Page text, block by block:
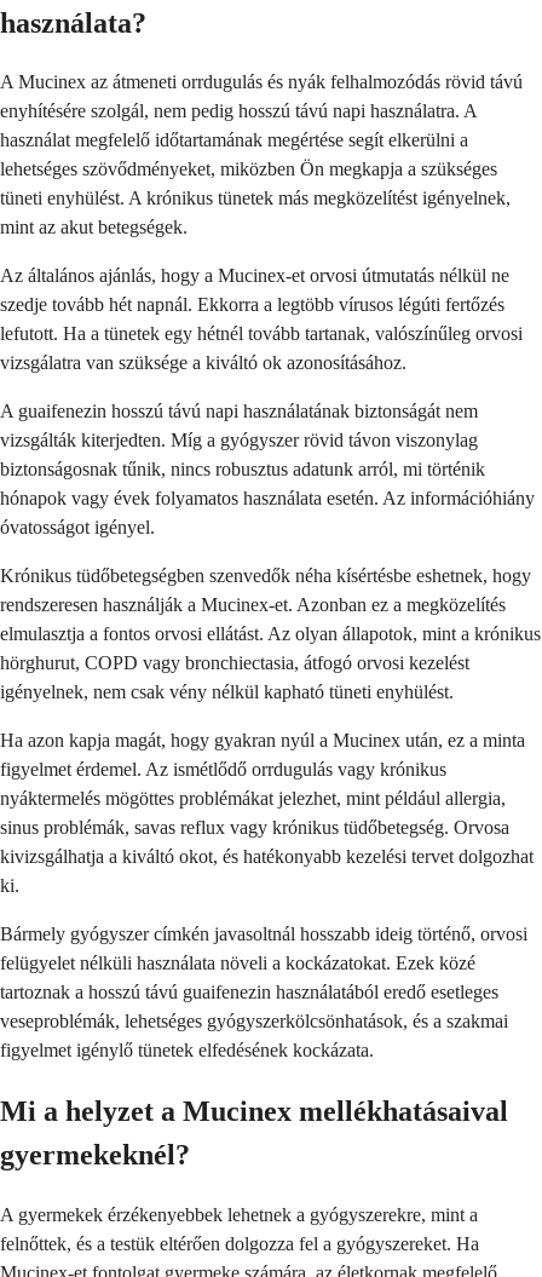
használata?
A Mucinex az átmeneti orrdugulás és nyák felhalmozódás rövid távú
enyhítésére szolgál, nem pedig hosszú távú napi használatra. A
használat megfelelő időtartamának megértése segít elkerülni a
lehetséges szövődményeket, miközben Ön megkapja a szükséges
tüneti enyhülést. A krónikus tünetek más megközelítést igényelnek,
mint az akut betegségek.
Az általános ajánlás, hogy a Mucinex-et orvosi útmutatás nélkül ne
szedje tovább hét napnál. Ekkorra a legtöbb vírusos légúti fertőzés
lefutott. Ha a tünetek egy hétnél tovább tartanak, valószínűleg orvosi
vizsgálatra van szüksége a kiváltó ok azonosításához.
A guaifenezin hosszú távú napi használatának biztonságát nem
vizsgálták kiterjedten. Míg a gyógyszer rövid távon viszonylag
biztonságosnak tűnik, nincs robusztus adatunk arról, mi történik
hónapok vagy évek folyamatos használata esetén. Az információhiány
óvatosságot igényel.
Krónikus tüdőbetegségben szenvedők néha kísértésbe eshetnek, hogy
rendszeresen használják a Mucinex-et. Azonban ez a megközelítés
elmulasztja a fontos orvosi ellátást. Az olyan állapotok, mint a krónikus
hörghurut, COPD vagy bronchiectasia, átfogó orvosi kezelést
igényelnek, nem csak vény nélkül kapható tüneti enyhülést.
Ha azon kapja magát, hogy gyakran nyúl a Mucinex után, ez a minta
figyelmet érdemel. Az ismétlődő orrdugulás vagy krónikus
nyáktermelés mögöttes problémákat jelezhet, mint például allergia,
sinus problémák, savas reflux vagy krónikus tüdőbetegség. Orvosa
kivizsgálhatja a kiváltó okot, és hatékonyabb kezelési tervet dolgozhat
ki.
Bármely gyógyszer címkén javasoltnál hosszabb ideig történő, orvosi
felügyelet nélküli használata növeli a kockázatokat. Ezek közé
tartoznak a hosszú távú guaifenezin használatából eredő esetleges
veseproblémák, lehetséges gyógyszerkölcsönhatások, és a szakmai
figyelmet igénylő tünetek elfedésének kockázata.
Mi a helyzet a Mucinex mellékhatásaival
gyermekeknél?
A gyermekek érzékenyebbek lehetnek a gyógyszerekre, mint a
felnőttek, és a testük eltérően dolgozza fel a gyógyszereket. Ha